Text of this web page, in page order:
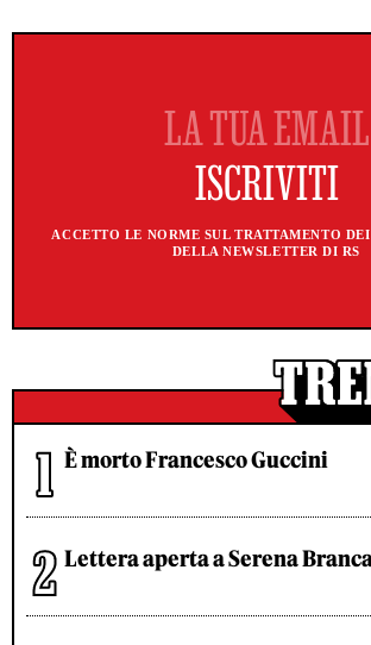
ACCETTO LE NORME SUL TRATTAMENTO
DELLA NEWSLETTER DI RS
È morto Francesco Guccini
Lettera aperta a Serena